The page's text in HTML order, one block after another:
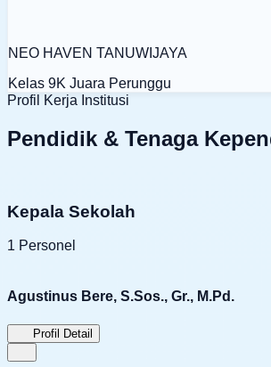
NEO HAVEN TANUWIJAYA
Kelas 9K Juara Perunggu
Profil Kerja Institusi
Pendidik & Tenaga
Kepala Sekolah
1 Personel
Agustinus Bere, S.Sos., Gr., M.Pd.
Profil Detail